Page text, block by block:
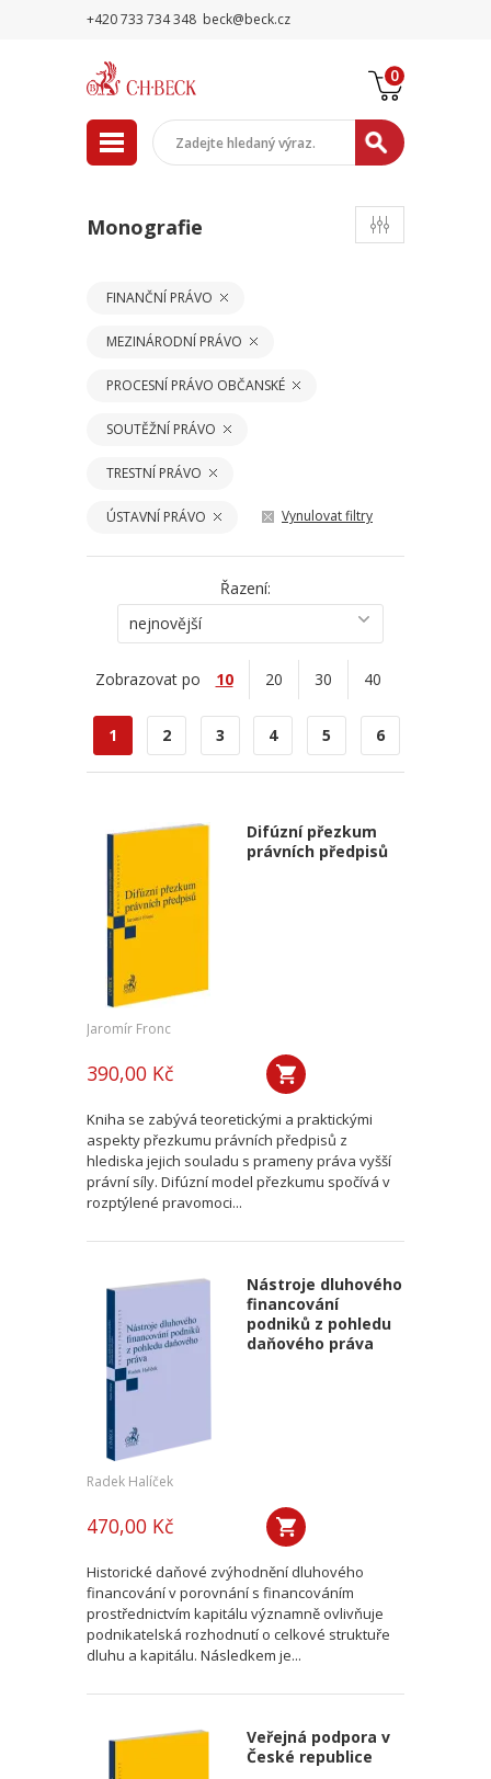
+420 733 734 348 beck@beck.cz
0
Monografie
FINANČNÍ PRÁVO
MEZINÁRODNÍ PRÁVO
PROCESNÍ PRÁVO OBČANSKÉ
SOUTĚŽNÍ PRÁVO
TRESTNÍ PRÁVO
ÚSTAVNÍ PRÁVO Vynulovat filtry
Řazení:
nejnovější
Zobrazovat po 10 20 30 40
1 2 3 4 5 6
Difúzní přezkum
právních předpisů
Jaromír Fronc
390,00 Kč
Kniha se zabývá teoretickými a praktickými
aspekty přezkumu právních předpisů z
hlediska jejich souladu s prameny práva vyšší
právní síly. Difúzní model přezkumu spočívá v
rozptýlené pravomoci...
Nástroje dluhového
financování
podniků z pohledu
daňového práva
Radek Halíček
470,00 Kč
Historické daňové zvýhodnění dluhového
financování v porovnání s financováním
prostřednictvím kapitálu významně ovlivňuje
podnikatelská rozhodnutí o celkové struktuře
dluhu a kapitálu. Následkem je...
Veřejná podpora v
České republice